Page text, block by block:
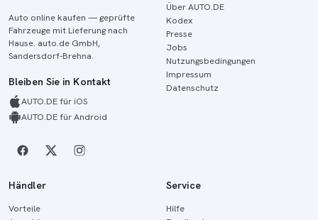
Auto online kaufen — geprüfte
Fahrzeuge mit Lieferung nach
Hause. auto.de GmbH,
Sandersdorf-Brehna.
Bleiben Sie in Kontakt
AUTO.DE für iOS
AUTO.DE für Android
Über AUTO.DE
Kodex
Presse
Jobs
Nutzungsbedingungen
Impressum
Datenschutz
Händler
Vorteile
Service
Hilfe